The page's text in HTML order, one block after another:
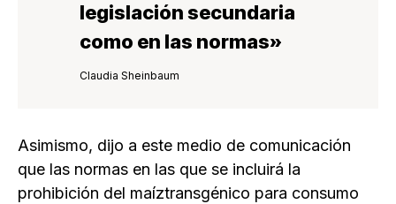
legislación secundaria
como en las normas»
Claudia Sheinbaum
Asimismo, dijo a este medio de comunicación
que las normas en las que se incluirá la
prohibición del maíztransgénico para consumo